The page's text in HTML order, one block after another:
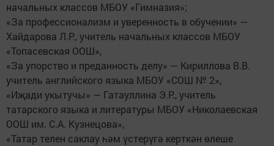
начальных классов МБОУ «Гимназия»;
«За профессионализм и уверенность в обучении» —
Хайдарова Л.Р., учитель начальных классов МБОУ
«Топасевская ООШ»,
«За упорство и преданность делу» — Кириллова В.В.
учитель английского языка МБОУ «СОШ № 2»,
«Иҗади укытучы» — Гатауллина Э.Р., учитель
татарского языка и литературы МБОУ «Николаевская
ООШ им. С.А. Кузнецова»,
«Татар телен саклау һәм үстерүгә керткән өлеше